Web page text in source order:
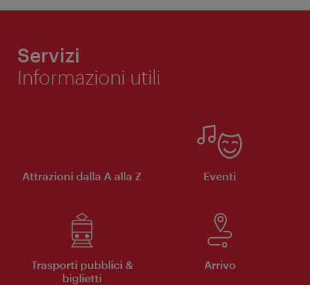
Servizi
Informazioni utili
Attrazioni dalla A alla Z Eventi
Trasporti pubblici &
biglietti
Arrivo